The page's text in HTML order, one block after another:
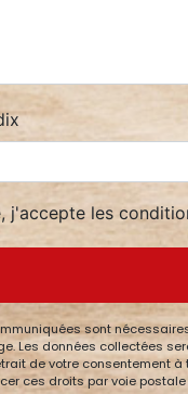
j'accepte les
sont
Les données collectées
de votre consentement
ces droits par voie